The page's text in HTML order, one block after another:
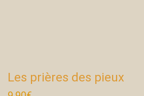
Les prières des pieux